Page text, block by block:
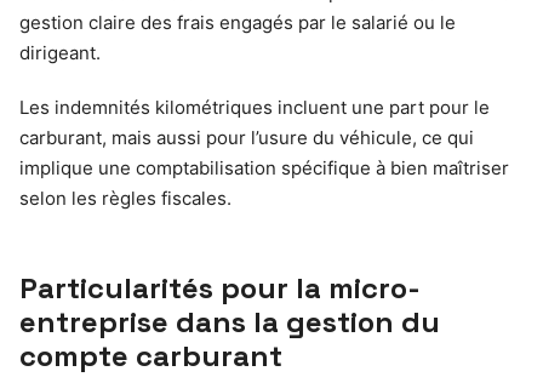
gestion claire des frais engagés par le salarié ou le
dirigeant.
Les indemnités kilométriques incluent une part pour le
carburant, mais aussi pour l’usure du véhicule, ce qui
implique une comptabilisation spécifique à bien maîtriser
selon les règles fiscales.
Particularités pour la micro-
entreprise dans la gestion du
compte carburant